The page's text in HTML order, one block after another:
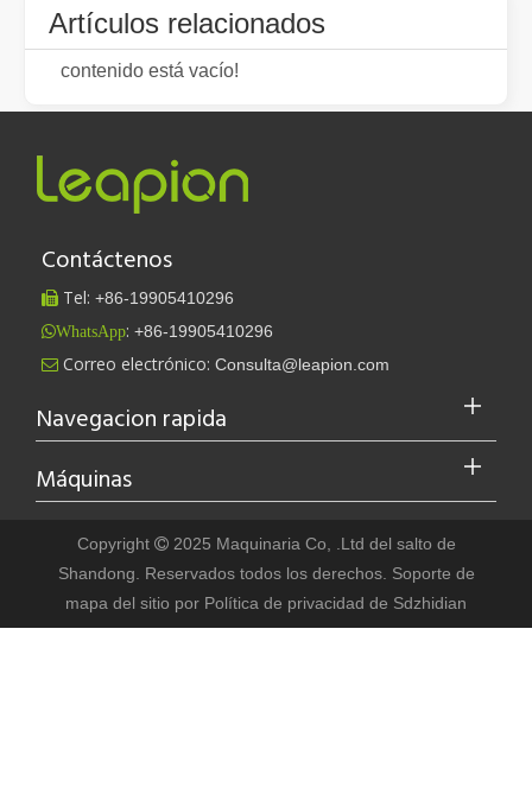
Leapion actualmente exhibe sus equipos láser en el stand
¡Damos la bienvenida al Sr. Peter Medgyessy, ex primer
Artículos relacionados
contenido está vacío!
Contáctenos
 Tel: +86-19905410296
WhatsApp: +86-19905410296
 Correo electrónico: Consulta@leapion.com
Navegacion rapida
Máquinas
Copyright 2025 Maquinaria Co, .Ltd del salto de
Shandong. Reservados todos los derechos. Soporte de
mapa del sitio por Política de privacidad de Sdzhidian